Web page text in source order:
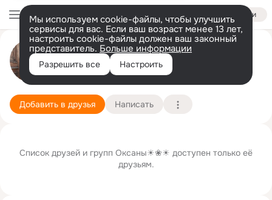
Войти
Мы используем cookie-файлы, чтобы улучшить
сервисы для вас. Если ваш возраст менее 13 лет,
настроить cookie-файлы должен ваш законный
представитель. Больше информации
Разрешить все Настроить
Оксана☀❀☀ Морошан
Санкт-Петербург
16 июля (53 года)
Подробнее
Добавить в друзья Написать
Список друзей и групп Оксаны☀❀☀ доступен только её
друзьям.